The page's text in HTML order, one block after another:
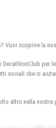
Vuoi scoprire la
per
sociali che ci
altro nella nostra